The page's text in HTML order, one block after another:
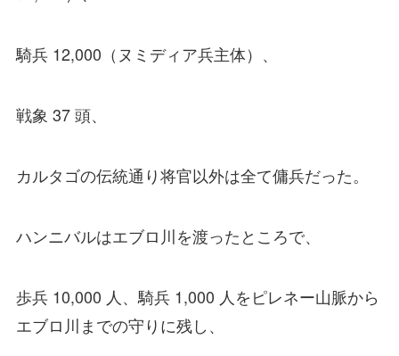
騎兵 12,000（ヌミディア兵主体）、
戦象 37 頭、
カルタゴの伝統通り将官以外は全て傭兵だった。
ハンニバルはエブロ川を渡ったところで、
歩兵 10,000 人、騎兵 1,000 人をピレネー山脈から
エブロ川までの守りに残し、